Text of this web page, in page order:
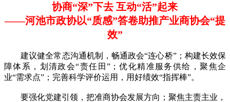
协商“深”下去 互动“活”起来
——河池市政协以“质感”答卷助推产业商协会“提
效”
建议健全常态沟通机制，畅通政会“连心桥”；构建长效保
障体系，划清政会“责任田”；优化精准服务供给，聚焦企
业“需求点”；完善科学评价运用，用好绩效“指挥棒”。
要强化党建引领，把准商协会发展方向；聚焦主责主业，